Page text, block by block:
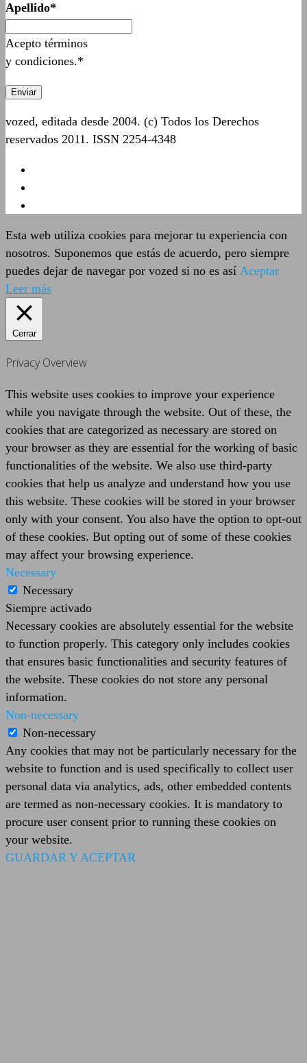
Apellido*
Acepto términos
y condiciones.*
vozed, editada desde 2004. (c) Todos los Derechos
reservados 2011. ISSN 2254-4348
Esta web utiliza cookies para mejorar tu experiencia con
nosotros. Suponemos que estás de acuerdo, pero siempre
puedes dejar de navegar por vozed si no es así Aceptar
Leer más
Cerrar
Privacy Overview
This website uses cookies to improve your experience
while you navigate through the website. Out of these, the
cookies that are categorized as necessary are stored on
your browser as they are essential for the working of basic
functionalities of the website. We also use third-party
cookies that help us analyze and understand how you use
this website. These cookies will be stored in your browser
only with your consent. You also have the option to opt-out
of these cookies. But opting out of some of these cookies
may affect your browsing experience.
Necessary
Necessary
Siempre activado
Necessary cookies are absolutely essential for the website
to function properly. This category only includes cookies
that ensures basic functionalities and security features of
the website. These cookies do not store any personal
information.
Non-necessary
Non-necessary
Any cookies that may not be particularly necessary for the
website to function and is used specifically to collect user
personal data via analytics, ads, other embedded contents
are termed as non-necessary cookies. It is mandatory to
procure user consent prior to running these cookies on
your website.
GUARDAR Y ACEPTAR